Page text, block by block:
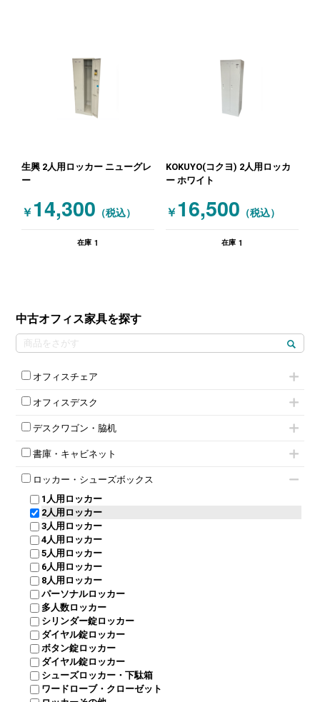
中古オフィス家具を探す
オフィスチェア
肘付きチェア
肘無しチェア
役員チェア
オフィスチェアその他
オフィスデスク
片袖机
フリーアドレスデスク（ベンチデスク）
昇降デスク
両袖机
デスクワゴン・脇机
インワゴン2段
インワゴン3段
脇机
書庫・キャビネット
ハイキャビネット
ローキャビネット
両開きキャビネット
スチールキャビネット
上下連結キャビネット
整理ケース（ペーパーケース）
軽量ラック（スチールラック）
メタルラック
収納家具その他
オープン書庫
両開書庫
引き違い書庫
ラテラル書庫
ロッカー・シューズボックス
1人用ロッカー
2人用ロッカー
3人用ロッカー
4人用ロッカー
5人用ロッカー
6人用ロッカー
8人用ロッカー
パーソナルロッカー
多人数ロッカー
シリンダー錠ロッカー
ダイヤル錠ロッカー
ボタン錠ロッカー
ダイヤル錠ロッカー
シューズロッカー・下駄箱
ワードローブ・クローゼット
生興 2人用ロッカー ニューグレ
ー
￥ 14,300 （税込）
在庫 1
KOKUYO(コクヨ) 2人用ロッカ
ー ホワイト
￥ 16,500 （税込）
在庫 1